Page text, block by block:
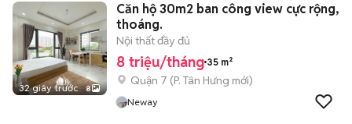
32 giây trước 8
Căn hộ 30m2 ban công view cực rộng,
thoáng.
Nội thất đầy đủ
8 triệu/tháng 35 m²
Quận 7 (P. Tân Hưng mới)
Neway